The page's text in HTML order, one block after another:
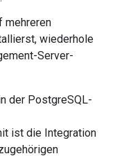
mehreren
wiederhole
Server-
der PostgreSQL-
ist die Integration